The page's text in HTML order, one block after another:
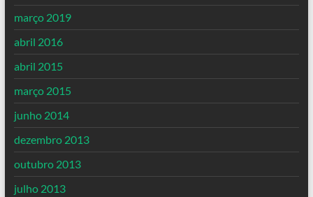
março 2019
abril 2016
abril 2015
março 2015
junho 2014
dezembro 2013
outubro 2013
julho 2013